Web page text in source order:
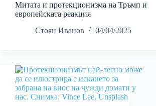
Митата и протекционизма на Тръмп и
европейската реакция
Стоян Иванов
04/04/2025